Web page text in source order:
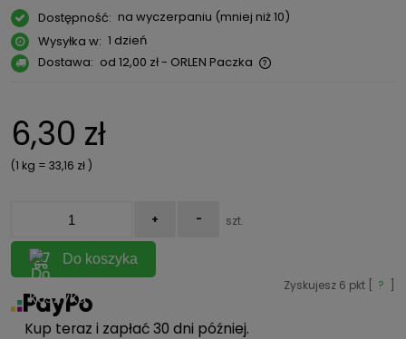
Dostępność: na wyczerpaniu (mniej niż 10)
Wysyłka w: 1 dzień
Dostawa: od 12,00 zł- ORLEN Paczka
6,30 zł
(1 kg = 33,16 zł )
+ - szt.
Do koszyka
Zyskujesz 6 pkt [ ?
Kup teraz i zapłać 30 dni później.